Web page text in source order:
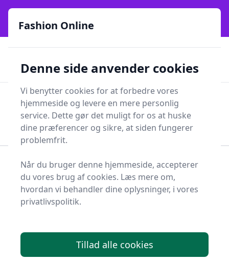
Fashion Online - Din genvej til stil, trends og smarte fund
online siden 2017
Lynhurtig levering ⭐⭐⭐⭐⭐✨981 forskellige produkttyper
Fashion Online
Søg
Forside Sundhed og skønhed
Personlig Pleje
Barbergrej
Barbercreme
Bedste barbercremer og
Velkommen til Fashion Online! Vi har gjort arbejdet for
Fashion Online
Denne side anvender cookies
Vi benytter cookies for at forbedre vores
hjemmeside og levere en mere personlig
service. Dette gør det muligt for os at huske
dine præferencer og sikre, at siden fungerer
problemfrit.
Når du bruger denne hjemmeside, accepterer
du vores brug af cookies. Læs mere om,
hvordan vi behandler dine oplysninger, i vores
privatlivspolitik.
Tillad alle cookies